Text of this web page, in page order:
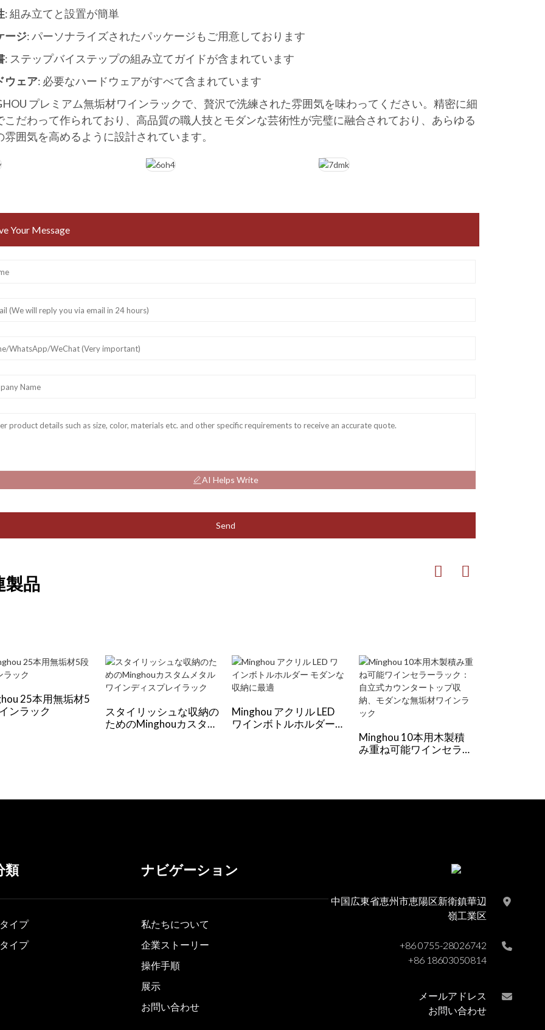
: 組み立てと設置が簡単
ージ: パーソナライズされたパッケージもご用意しております
: ステップバイステップの組み立てガイドが含まれています
ウェア: 必要なハードウェアがすべて含まれています
プレミアム無垢材ワインラックで、贅沢で洗練された雰囲気を味わってください。精密に細
こだわって作られており、高品質の職人技とモダンな芸術性が完璧に融合されており、あらゆる
雰囲気を高めるように設計されています。
Your Message
AI Helps Write
Send
製品
25本用無垢材5
ンラック
スタイリッシュな収納の
ためのMinghouカスタム
Minghou アクリル LED
ワインボトルホルダー
Minghou 10本用木製積
み重ね可能ワインセラー
類
イプ
イプ
ナビゲーション
私たちについて
企業ストーリー
操作手順
展示
お問い合わせ
中国広東省恵州市恵陽区新衛鎮華辺
嶺工業区
+86 0755-28026742
+86 18603050814
メールアドレス
お問い合わせ